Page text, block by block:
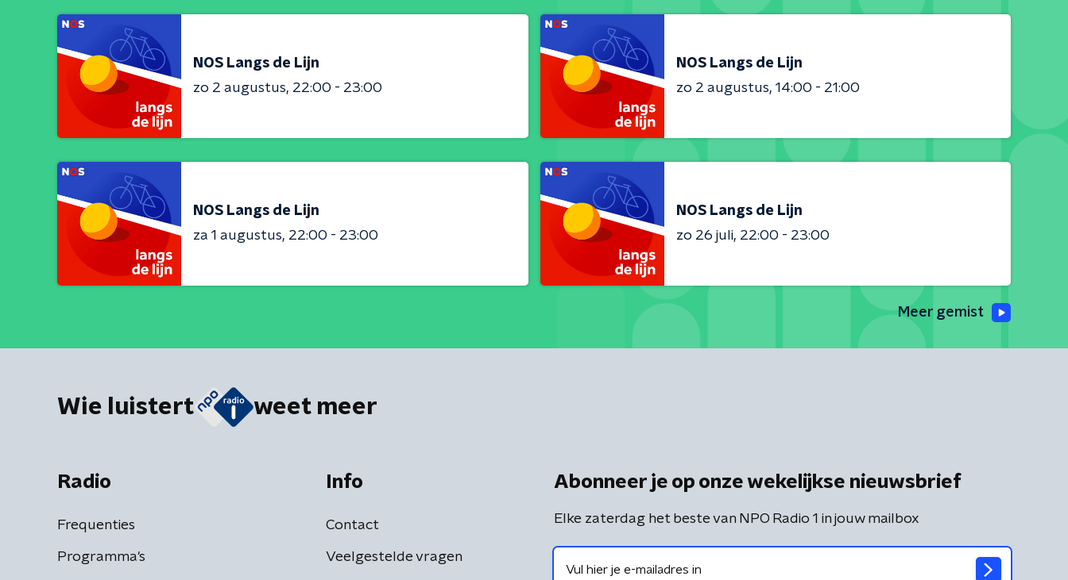
NOS Langs de Lijn
zo 2 augustus 22:00 - 23:00
NOS Langs de Lijn
zo 2 augustus 14:00 - 21:00
NOS Langs de Lijn
za 1 augustus 22:00 - 23:00
NOS Langs de Lijn
zo 26 juli 22:00 - 23:00
Meer gemist
Wie luistert weet meer
Radio
Frequenties
Programma's
Info
Contact
Veelgestelde vragen
Abonneer je op onze wekelijkse nieuwsbrief
Elke zaterdag het beste van NPO Radio 1 in jouw mailbox